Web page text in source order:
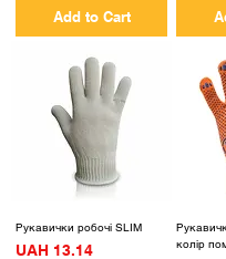
Add to Cart
Рукавички робочі SLIM
Price
UAH 13.14
колір